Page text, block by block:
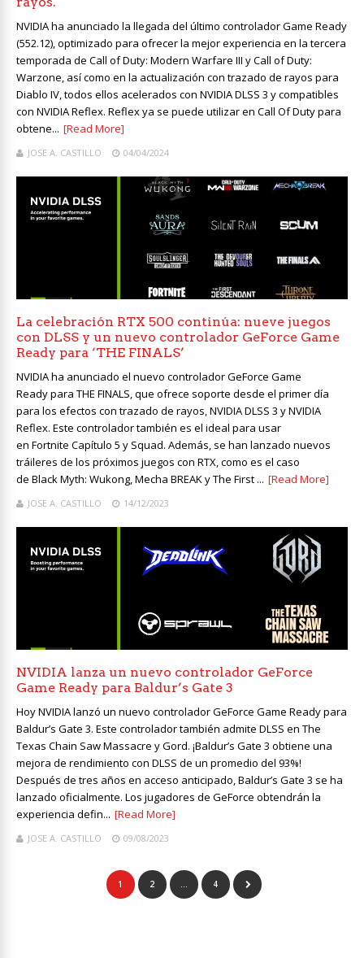
NVIDIA ha anunciado la llegada del último controlador Game Ready
(552.12), optimizado para ofrecer la mejor experiencia en la tercera
temporada de Call of Duty: Modern Warfare III y Call of Duty:
Warzone, así como en la actualización con trazado de rayos para
Diablo IV, todos ellos acelerados con NVIDIA DLSS 3 y compatibles
con NVIDIA Reflex. Reflex ya se puede utilizar en Call Of Duty para
obtene... [Read More]
JOSE A. CASTILLO 04/04/2024
La celebración RTX 500 continúa: nueve juegos
con DLSS y un nuevo controlador GeForce Game
Ready para ‘THE FINALS’
NVIDIA ha anunciado el nuevo controlador GeForce Game
Ready para THE FINALS, que ofrece soporte desde el primer día
para los efectos con trazado de rayos, NVIDIA DLSS 3 y NVIDIA
Reflex. Este controlador también es el ideal para usar
en Fortnite Capítulo 5 y Squad. Además, se han lanzado nuevos
tráileres de los próximos juegos con RTX, como es el caso
de Black Myth: Wukong, Mecha BREAK y The First ... [Read More]
JOSE A. CASTILLO 14/12/2023
NVIDIA lanza un nuevo controlador GeForce
Game Ready para Baldur’s Gate 3
Hoy NVIDIA lanzó un nuevo controlador GeForce Game Ready para
Baldur’s Gate 3. Este controlador también admite DLSS en The
Texas Chain Saw Massacre y Gord. ¡Baldur’s Gate 3 obtiene una
mejora de rendimiento con DLSS de un promedio del 93%!
Después de tres años en acceso anticipado, Baldur’s Gate 3 se ha
lanzado oficialmente. Los jugadores de GeForce obtendrán la
experiencia defin... [Read More]
JOSE A. CASTILLO 09/08/2023
1 2 … 4